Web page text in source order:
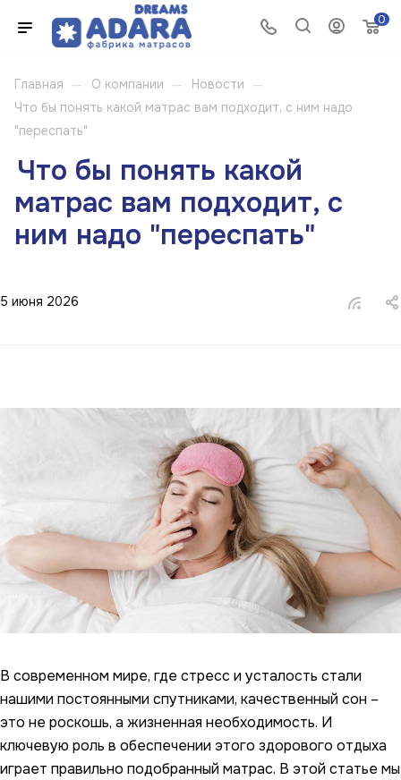
0
Главная — О компании — Новости —
Что бы понять какой матрас вам подходит, с ним надо
"переспать"
Что бы понять какой
матрас вам подходит, с
ним надо "переспать"
5 июня 2026
В современном мире, где стресс и усталость стали
нашими постоянными спутниками, качественный сон –
это не роскошь, а жизненная необходимость. И
ключевую роль в обеспечении этого здорового отдыха
играет правильно подобранный матрас. В этой статье мы